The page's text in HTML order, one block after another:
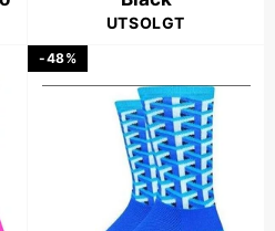
UTSOLGT
-48%